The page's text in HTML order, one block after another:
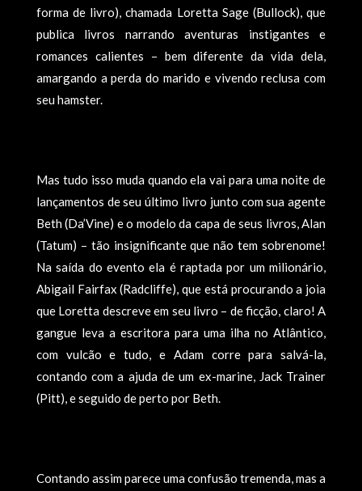
forma de livro), chamada Loretta Sage (Bullock), que
publica livros narrando aventuras instigantes e
romances calientes – bem diferente da vida dela,
amargando a perda do marido e vivendo reclusa com
seu hamster.
Mas tudo isso muda quando ela vai para uma noite de
lançamentos de seu último livro junto com sua agente
Beth (Da’Vine) e o modelo da capa de seus livros, Alan
(Tatum) – tão insignificante que não tem sobrenome!
Na saída do evento ela é raptada por um milionário,
Abigail Fairfax (Radcliffe), que está procurando a joia
que Loretta descreve em seu livro – de ficção, claro! A
gangue leva a escritora para uma ilha no Atlântico,
com vulcão e tudo, e Adam corre para salvá-la,
contando com a ajuda de um ex-marine, Jack Trainer
(Pitt), e seguido de perto por Beth.
Contando assim parece uma confusão tremenda, mas a